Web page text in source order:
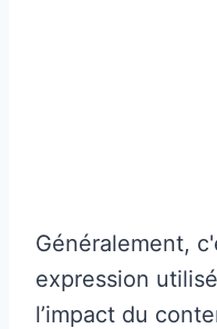
Généralement,
expression
l’impact du